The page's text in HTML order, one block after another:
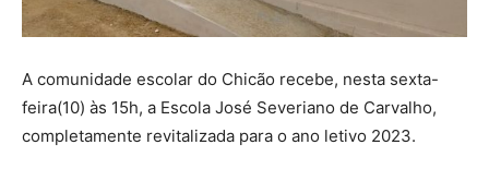
A comunidade escolar do Chicão recebe, nesta sexta-
feira(10) às 15h, a Escola José Severiano de Carvalho,
completamente revitalizada para o ano letivo 2023.